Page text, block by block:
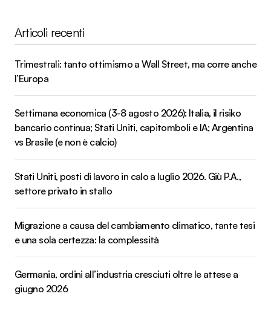
Articoli recenti
Trimestrali: tanto ottimismo a Wall Street, ma corre anche
l’Europa
Settimana economica (3-8 agosto 2026): Italia, il risiko
bancario continua; Stati Uniti, capitomboli e IA; Argentina
vs Brasile (e non è calcio)
Stati Uniti, posti di lavoro in calo a luglio 2026. Giù P.A.,
settore privato in stallo
Migrazione a causa del cambiamento climatico, tante tesi
e una sola certezza: la complessità
Germania, ordini all’industria cresciuti oltre le attese a
giugno 2026